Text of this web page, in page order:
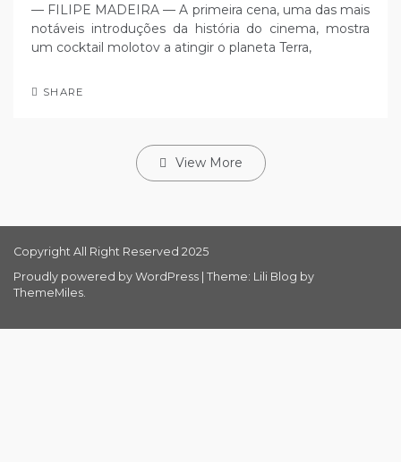
— FILIPE MADEIRA — A primeira cena, uma das mais
notáveis introduções da história do cinema, mostra
um cocktail molotov a atingir o planeta Terra,
SHARE
View More
Copyright All Right Reserved 2025
Proudly powered by WordPress Theme: Lili Blog by
ThemeMiles